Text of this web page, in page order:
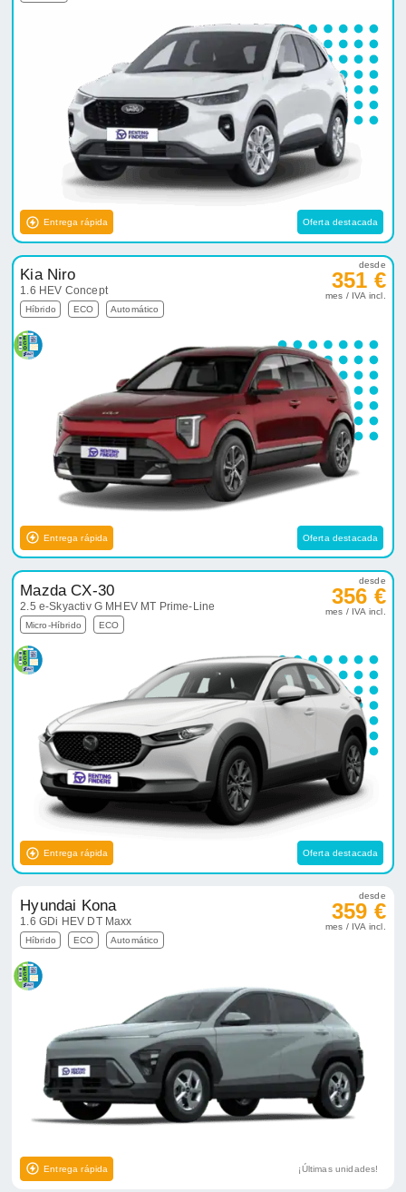
Entrega rápida Oferta destacada
Kia Niro
1.6 HEV Concept
Híbrido ECO Automático
desde
351 €
mes / IVA incl.
Entrega rápida Oferta destacada
Mazda CX-30
2.5 e-Skyactiv G MHEV MT Prime-Line
Micro-Híbrido ECO
desde
356 €
mes / IVA incl.
Entrega rápida Oferta destacada
Hyundai Kona
1.6 GDi HEV DT Maxx
Híbrido ECO Automático
desde
359 €
mes / IVA incl.
Entrega rápida ¡Últimas unidades!